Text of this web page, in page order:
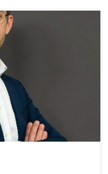
au Malmundarium pour
Gilles Quoistiaux
autour de son dernier ouvrage
tous, la présentation se veut
aux questions du public ainsi